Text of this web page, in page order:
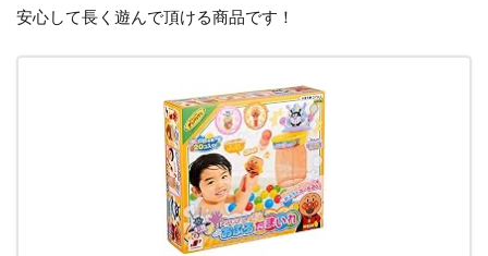
安心して長く遊んで頂ける商品です！